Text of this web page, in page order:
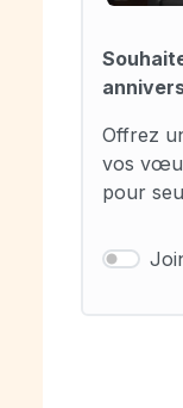
Offrez
vos
pour